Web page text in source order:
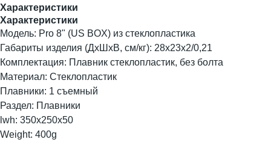
Характеристики
Характеристики
Модель: Pro 8" (US BOX) из стеклопластика
Габариты изделия (ДхШхВ, см/кг): 28х23х2/0,21
Комплектация: Плавник стеклопластик, без болта
Материал: Стеклопластик
Плавники: 1 съемный
Раздел: Плавники
lwh: 350x250x50
Weight: 400g